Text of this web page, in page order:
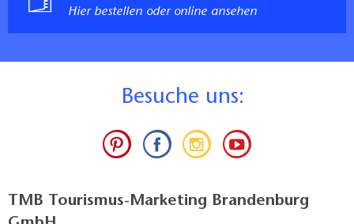
Hier bestellen oder online ansehen
Besuche uns:
TMB Tourismus-Marketing Brandenburg